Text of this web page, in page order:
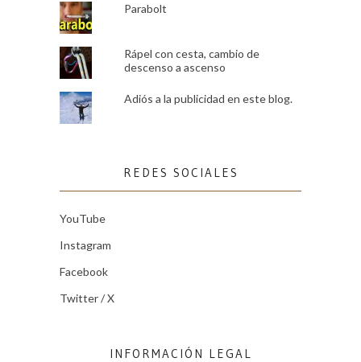
Parabolt
Rápel con cesta, cambio de
descenso a ascenso
Adiós a la publicidad en este blog.
REDES SOCIALES
YouTube
Instagram
Facebook
Twitter / X
INFORMACIÓN LEGAL